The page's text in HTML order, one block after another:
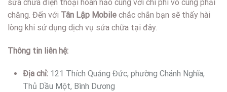
sửa chữa điện thoại hoàn hảo cùng với chi phí vô cùng phải
chăng. Đến với Tân Lập Mobile chắc chắn bạn sẽ thấy hài
lòng khi sử dụng dịch vụ sửa chữa tại đây.
Thông tin liên hệ:
Địa chỉ: 121 Thích Quảng Đức, phường Chánh Nghĩa,
Thủ Dầu Một, Bình Dương